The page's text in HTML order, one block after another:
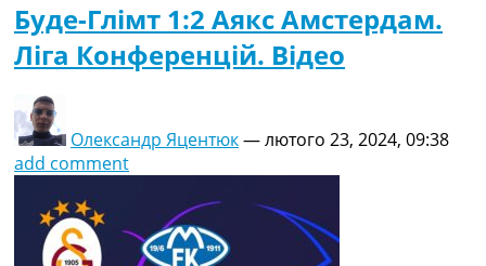
Буде-Глімт 1:2 Аякс Амстердам.
Ліга Конференцій. Відео
Олександр Яцентюк—лютого 23, 2024, 09:38
add comment